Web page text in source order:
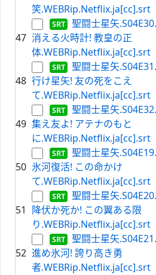
笑.WEBRip.Netflix.ja[cc].srt
47
聖闘士星矢
消える火時計! 教皇の正
体.WEBRip.Netflix.ja[cc].srt
48
聖闘士星矢
行け星矢! 友の死をこえ
て.WEBRip.Netflix.ja[cc].srt
49
聖闘士星矢
集え友よ! アテナのもと
に.WEBRip.Netflix.ja[cc].srt
50
聖闘士星矢
氷河復活! この命かけ
て.WEBRip.Netflix.ja[cc].srt
51
聖闘士星矢
降伏か死か! この翼ある限
り.WEBRip.Netflix.ja[cc].srt
52
聖闘士星矢
進め氷河! 誇り高き勇
者.WEBRip.Netflix.ja[cc].srt